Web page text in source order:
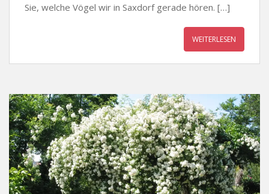
Sie, welche Vögel wir in Saxdorf gerade hören. […]
WEITERLESEN